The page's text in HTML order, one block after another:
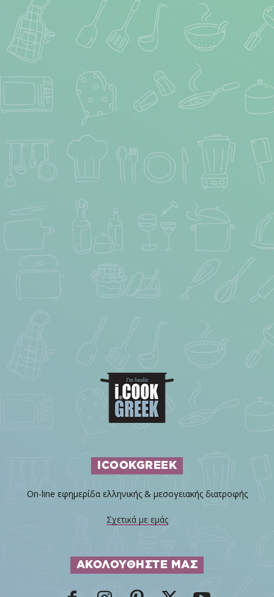
ICOOKGREEK
On-line εφημερίδα ελληνικής & μεσογειακής διατροφής
Σχετικά με εμάς
ΑΚΟΛΟΥΘΗΣΤΕ ΜΑΣ